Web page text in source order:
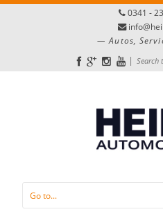
0341 -
Autos,
|